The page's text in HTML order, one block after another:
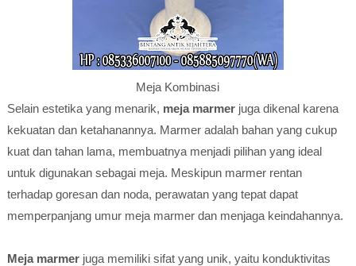
Meja Kombinasi
Selain estetika yang menarik, meja marmerjuga dikenal karena
kekuatan dan ketahanannya. Marmer adalah bahan yang cukup
kuat dan tahan lama, membuatnya menjadi pilihan yang ideal
untuk digunakan sebagai meja. Meskipun marmer rentan
terhadap goresan dan noda, perawatan yang tepat dapat
memperpanjang umur meja marmer dan menjaga keindahannya.
Meja marmerjuga memiliki sifat yang unik, yaitu konduktivitas